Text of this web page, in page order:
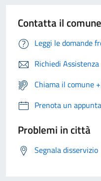
Contatta il comune
Leggi le domande
Richiedi Assistenza
Chiama il comune
Prenota un
Problemi in città
Segnala disservizio